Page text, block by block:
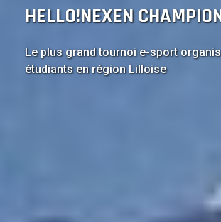
HELLO!NEXEN
Le plus grand tournoi e-sport
étudiants en région Lilloise